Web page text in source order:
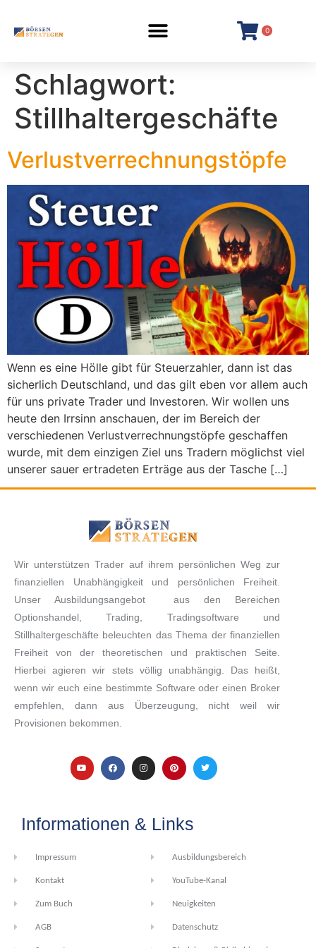
0
Schlagwort:
Stillhaltergeschäfte
Verlustverrechnungstöpfe
Wenn es eine Hölle gibt für Steuerzahler, dann ist das
sicherlich Deutschland, und das gilt eben vor allem auch
für uns private Trader und Investoren. Wir wollen uns
heute den Irrsinn anschauen, der im Bereich der
verschiedenen Verlustverrechnungstöpfe geschaffen
wurde, mit dem einzigen Ziel uns Tradern möglichst viel
unserer sauer ertradeten Erträge aus der Tasche […]
Wir unterstützen Trader auf ihrem persönlichen Weg zur
finanziellen Unabhängigkeit und persönlichen Freiheit.
Unser Ausbildungsangebot aus den Bereichen
Optionshandel, Trading, Tradingsoftware und
Stillhaltergeschäfte beleuchten das Thema der finanziellen
Freiheit von der theoretischen und praktischen Seite.
Hierbei agieren wir stets völlig unabhängig. Das heißt,
wenn wir euch eine bestimmte Software oder einen Broker
empfehlen, dann aus Überzeugung, nicht weil wir
Provisionen bekommen.
Informationen & Links
Impressum
Kontakt
Zum Buch
AGB
Ausbildungsbereich
YouTube-Kanal
Neuigkeiten
Datenschutz